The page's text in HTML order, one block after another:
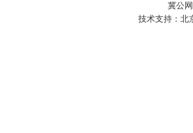
冀公
技术支持： 北